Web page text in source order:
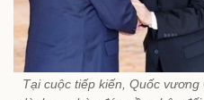
Tại cuộc tiếp kiến, Quốc